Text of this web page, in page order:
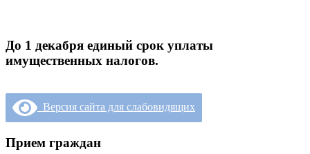
До 1 декабря единый срок уплаты
имущественных налогов.
Версия сайта для слабовидящих
Прием граждан